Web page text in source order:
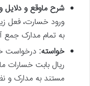
شرح ماوقع و دلایل
ورود خسارت، فعل
به تمام مدارک
خواسته: درخواست
ریال بابت خسارات
مستند به مدارک و